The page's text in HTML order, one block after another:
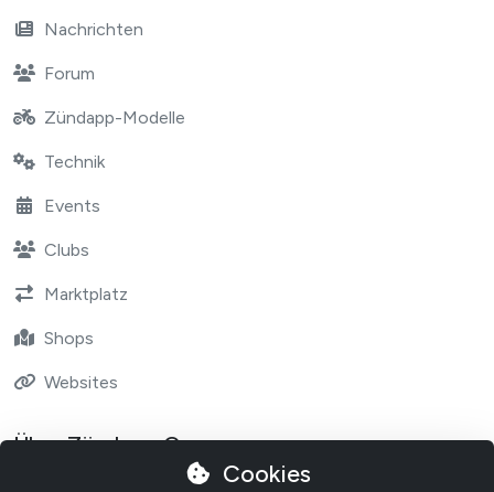
Nachrichten
Forum
Zündapp-Modelle
Technik
Events
Clubs
Marktplatz
Shops
Websites
Über Zündapp One
Cookies